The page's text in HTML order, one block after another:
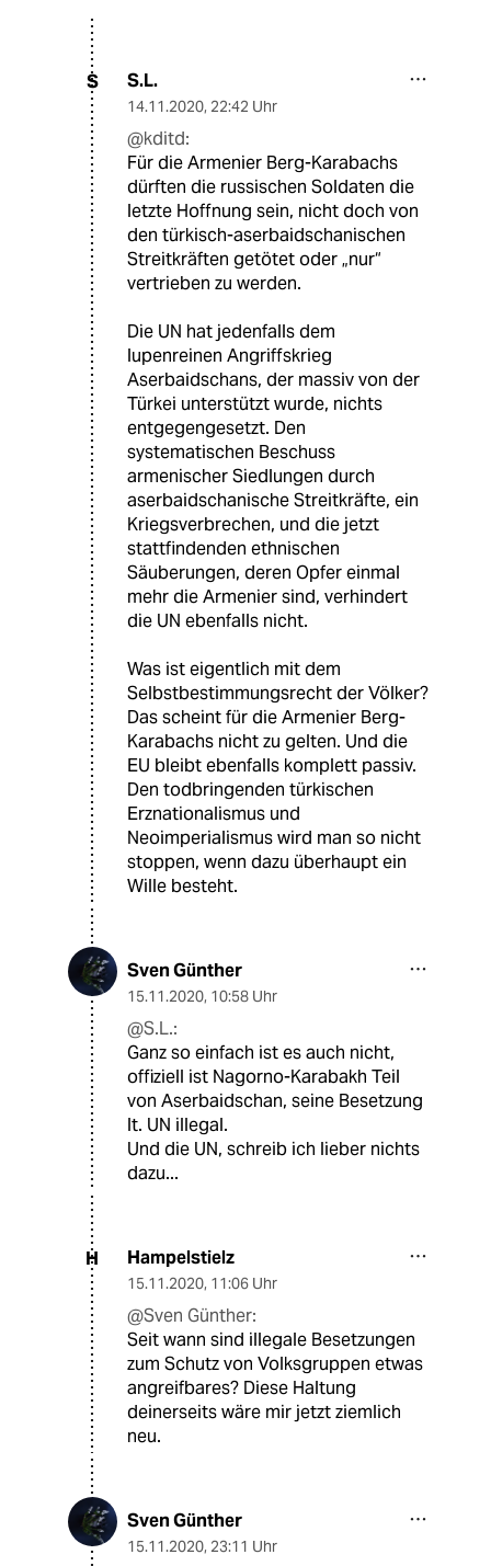
S S.L.
14.11.2020, 22:42 Uhr
@kditd:
Für die Armenier Berg-Karabachs
dürften die russischen Soldaten die
letzte Hoffnung sein, nicht doch von
den türkisch-aserbaidschanischen
Streitkräften getötet oder „nur“
vertrieben zu werden.
Die UN hat jedenfalls dem
lupenreinen Angriffskrieg
Aserbaidschans, der massiv von der
Türkei unterstützt wurde, nichts
entgegengesetzt. Den
systematischen Beschuss
armenischer Siedlungen durch
aserbaidschanische Streitkräfte, ein
Kriegsverbrechen, und die jetzt
stattfindenden ethnischen
Säuberungen, deren Opfer einmal
mehr die Armenier sind, verhindert
die UN ebenfalls nicht.
Was ist eigentlich mit dem
Selbstbestimmungsrecht der Völker?
Das scheint für die Armenier Berg-
Karabachs nicht zu gelten. Und die
EU bleibt ebenfalls komplett passiv.
Den todbringenden türkischen
Erznationalismus und
Neoimperialismus wird man so nicht
stoppen, wenn dazu überhaupt ein
Wille besteht.
Sven Günther
15.11.2020, 10:58 Uhr
@S.L.:
Ganz so einfach ist es auch nicht,
offiziell ist Nagorno-Karabakh Teil
von Aserbaidschan, seine Besetzung
lt. UN illegal.
Und die UN, schreib ich lieber nichts
dazu...
H Hampelstielz
15.11.2020, 11:06 Uhr
@Sven Günther:
Seit wann sind illegale Besetzungen
zum Schutz von Volksgruppen etwas
angreifbares? Diese Haltung
deinerseits wäre mir jetzt ziemlich
neu.
Sven Günther
15.11.2020, 23:11 Uhr